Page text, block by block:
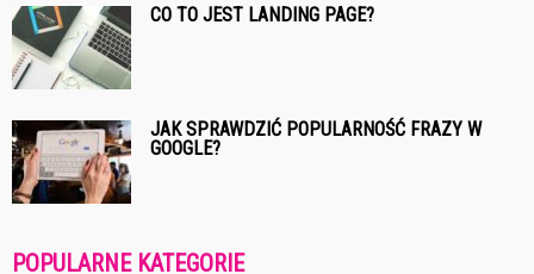
CO TO JEST LANDING PAGE?
JAK SPRAWDZIĆ POPULARNOŚĆ FRAZY W
GOOGLE?
POPULARNE KATEGORIE